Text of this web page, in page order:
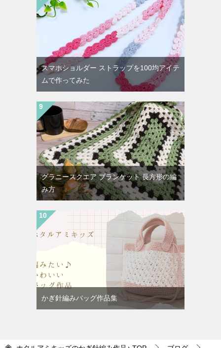
スマホショルダー ストラップを100均アイテ
ムで作ってみた
グラニースクエア ブランケット 長方形の編
み方
かぎ針編みバッグ作品集